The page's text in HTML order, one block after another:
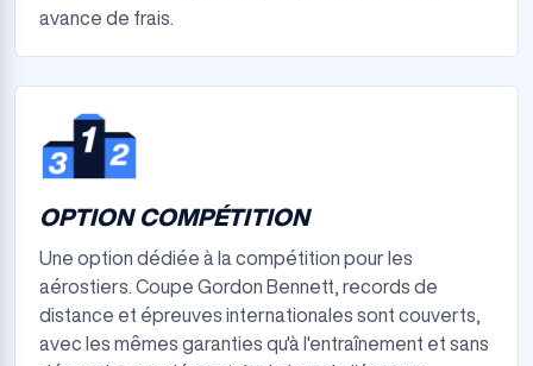
avance de frais.
OPTION COMPÉTITION
Une option dédiée à la compétition pour les
aérostiers. Coupe Gordon Bennett, records de
distance et épreuves internationales sont couverts,
avec les mêmes garanties qu'à l'entraînement et sans